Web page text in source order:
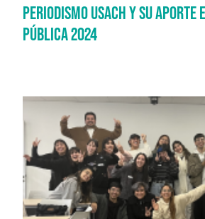
PERIODISMO USACH Y SU APORTE
PÚBLICA 2024